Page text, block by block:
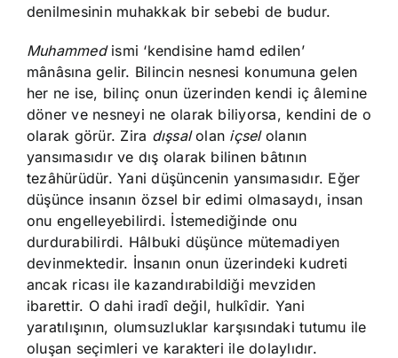
denilmesinin muhakkak bir sebebi de budur.
Muhammedismi ‘kendisine hamd edilen’
mânâsına gelir. Bilincin nesnesi konumuna gelen
her ne ise, bilinç onun üzerinden kendi iç âlemine
döner ve nesneyi ne olarak biliyorsa, kendini de o
olarak görür. Zira dışsalolan içselolanın
yansımasıdır ve dış olarak bilinen bâtının
tezâhürüdür. Yani düşüncenin yansımasıdır. Eğer
düşünce insanın özsel bir edimi olmasaydı, insan
onu engelleyebilirdi. İstemediğinde onu
durdurabilirdi. Hâlbuki düşünce mütemadiyen
devinmektedir. İnsanın onun üzerindeki kudreti
ancak ricası ile kazandırabildiği mevziden
ibarettir. O dahi iradî değil, hulkîdir. Yani
yaratılışının, olumsuzluklar karşısındaki tutumu ile
oluşan seçimleri ve karakteri ile dolaylıdır.